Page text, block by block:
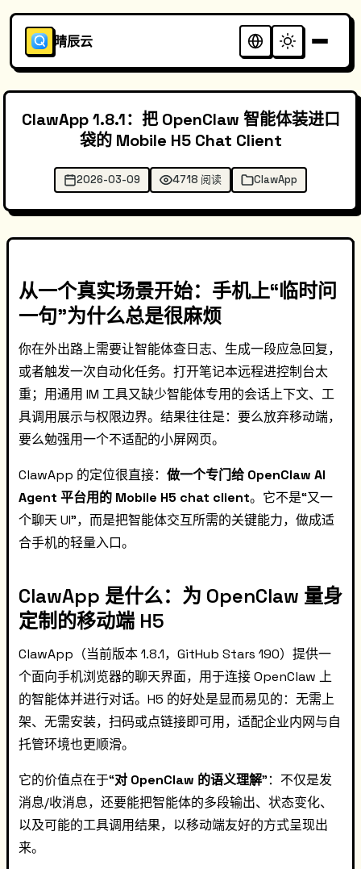
晴辰云
ClawApp 1.8.1：把 OpenClaw 智能体装进口
袋的 Mobile H5 Chat Client
2026-03-09 4718 阅读 ClawApp
从一个真实场景开始：手机上“临时问
一句”为什么总是很麻烦
你在外出路上需要让智能体查日志、生成一段应急回复，
或者触发一次自动化任务。打开笔记本远程进控制台太
重；用通用 IM 工具又缺少智能体专用的会话上下文、工
具调用展示与权限边界。结果往往是：要么放弃移动端，
要么勉强用一个不适配的小屏网页。
ClawApp 的定位很直接： 做一个专门给 OpenClaw AI
Agent 平台用的 Mobile H5 chat client。它不是“又一
个聊天 UI”，而是把智能体交互所需的关键能力，做成适
合手机的轻量入口。
ClawApp 是什么：为 OpenClaw 量身
定制的移动端 H5
ClawApp（当前版本 1.8.1，GitHub Stars 190）提供一
个面向手机浏览器的聊天界面，用于连接 OpenClaw 上
的智能体并进行对话。H5 的好处是显而易见的：无需上
架、无需安装，扫码或点链接即可用，适配企业内网与自
托管环境也更顺滑。
它的价值点在于“对 OpenClaw 的语义理解”：不仅是发
消息/收消息，还要能把智能体的多段输出、状态变化、
以及可能的工具调用结果，以移动端友好的方式呈现出
来。